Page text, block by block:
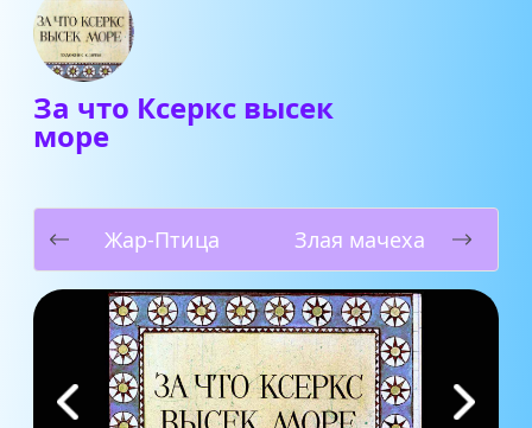
За что Ксеркс высек
море
Жар-Птица Злая мачеха